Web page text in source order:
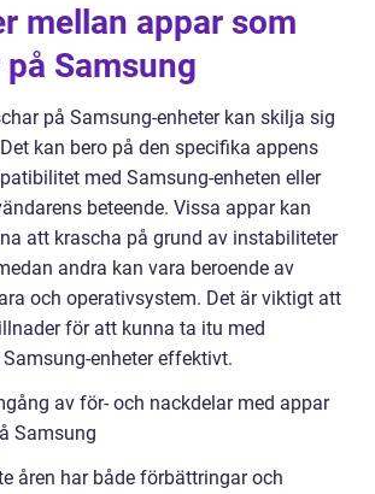
mellan appar som
Samsung
på Samsung-enheter kan skilja sig
kan bero på den specifika appens
med Samsung-enheten eller
beteende. Vissa appar kan
att krascha på grund av instabiliteter
andra kan vara beroende av
och operativsystem. Det är viktigt att
för att kunna ta itu med
enheter effektivt.
av för- och nackdelar med appar
Samsung
åren har både förbättringar och